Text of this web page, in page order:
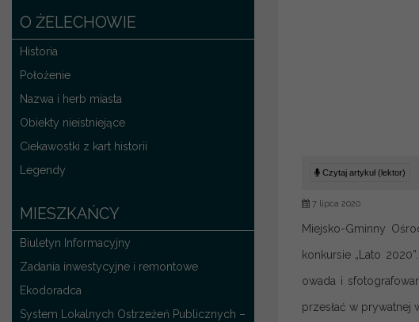
O ŻELECHOWIE
Historia
Położenie
Nazwa i herb miasta
Obiekty nieistniejące
Ciekawostki z kart historii
Legendy
MIESZKAŃCY
Biuletyn Informacyjny
Zadania inwestycyjne i remontowe
Ekodoradca
System Lokalnych Ostrzeżeń Publicznych –
Czytaj artykuł (lektor)
7 lipca 2020
Miejsko-Gminny
konkursie „Lato
owada i
przesłać w prywatnej